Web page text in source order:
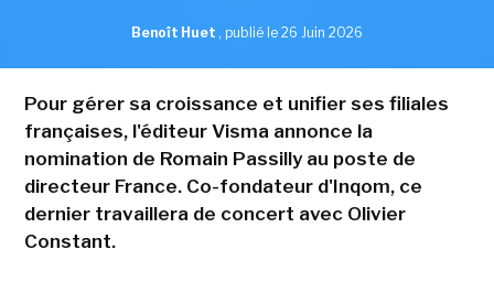
Benoît Huet , publié le 26 Juin 2026
Pour gérer sa croissance et unifier ses filiales
françaises, l'éditeur Visma annonce la
nomination de Romain Passilly au poste de
directeur France. Co-fondateur d'Inqom, ce
dernier travaillera de concert avec Olivier
Constant.